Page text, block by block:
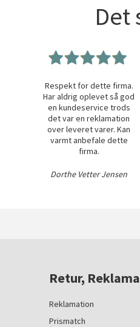
Det
Respekt for dette firma.
Har aldrig oplevet så god
en kundeservice trods
det var en reklamation
over leveret varer. Kan
varmt anbefale dette
firma.
Dorthe Vetter Jensen
Retur,
Reklamation
Prismatch